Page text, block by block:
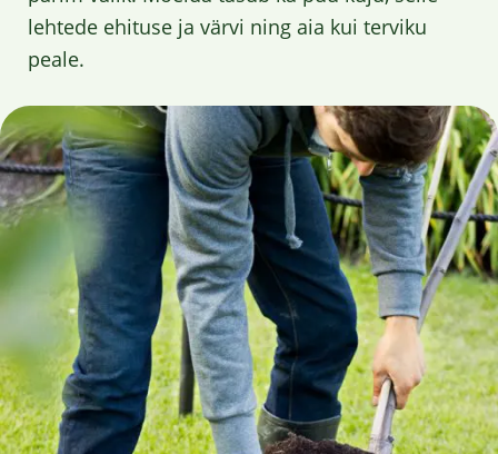
lehtede ehituse ja värvi ning aia kui terviku
peale.